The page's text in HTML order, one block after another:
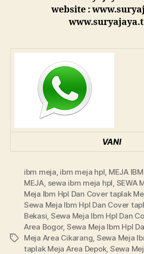
website :
VANI
Tags
ibm meja, ibm meja hpl, MEJA
MEJA, sewa ibm meja hpl, SEWA
Meja Ibm Hpl Dan Cover taplak
Sewa Meja Ibm Hpl Dan Cover
Bekasi, Sewa Meja Ibm Hpl Dan
Area Bogor, Sewa Meja Ibm Hpl
Meja Area Cikarang, Sewa Meja
taplak Meja Area Depok, Sewa